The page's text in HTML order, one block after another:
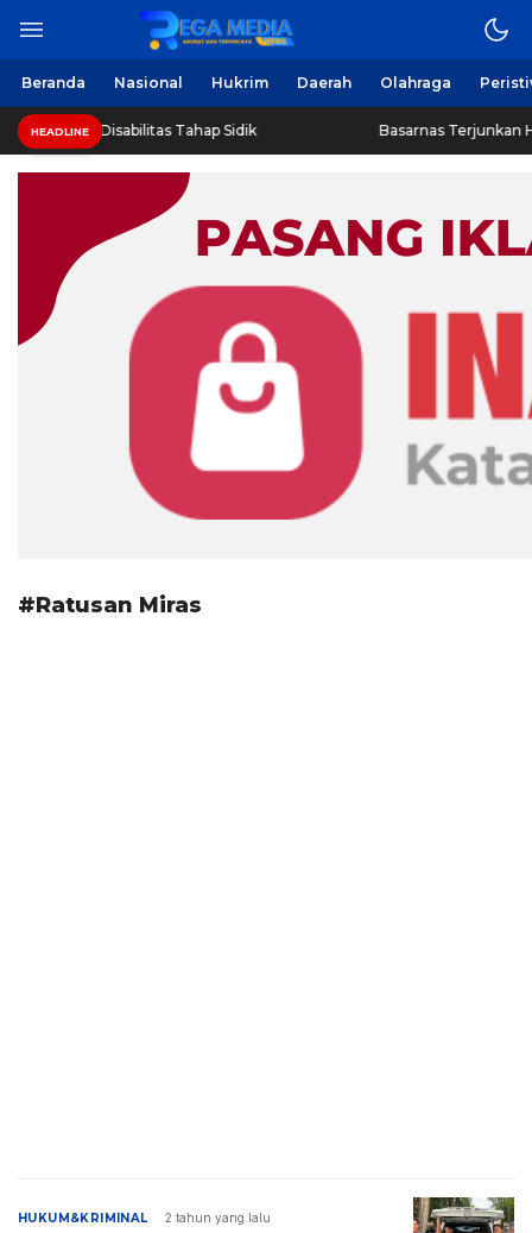
Regamedianews.com
Berita Harian Online
Beranda Nasional Hukrim Daerah Olahraga
HEADLINE
Remaja Disabilitas Tahap Sidik Basarnas Terjunkan
#Ratusan Miras
HUKUM&KRIMINAL 2 tahun yang lalu